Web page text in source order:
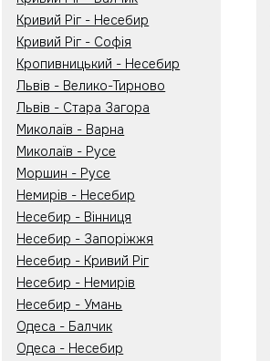
Кривий Ріг - Несебир
Кривий Ріг - Софія
Кропивницький - Несебир
Львів - Велико-Тирново
Львів - Стара Загора
Миколаїв - Варна
Миколаїв - Русе
Моршин - Русе
Немирів - Несебир
Несебир - Вінниця
Несебир - Запоріжжя
Несебир - Кривий Ріг
Несебир - Немирів
Несебир - Умань
Одеса - Балчик
Одеса - Несебир